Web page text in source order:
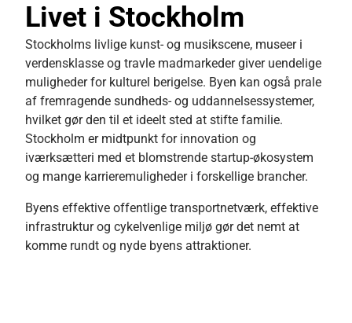
Livet i Stockholm
Stockholms livlige kunst- og musikscene, museer i
verdensklasse og travle madmarkeder giver uendelige
muligheder for kulturel berigelse. Byen kan også prale
af fremragende sundheds- og uddannelsessystemer,
hvilket gør den til et ideelt sted at stifte familie.
Stockholm er midtpunkt for innovation og
iværksætteri med et blomstrende startup-økosystem
og mange karrieremuligheder i forskellige brancher.
Byens effektive offentlige transportnetværk, effektive
infrastruktur og cykelvenlige miljø gør det nemt at
komme rundt og nyde byens attraktioner.